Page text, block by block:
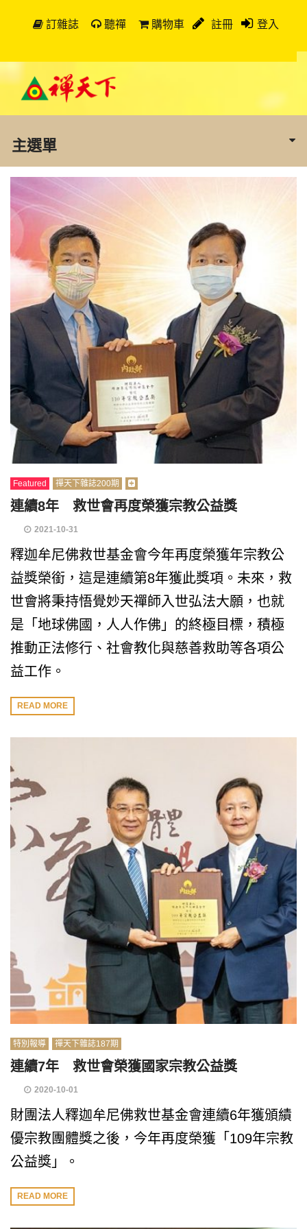
訂雜誌 聽禪 購物車 註冊 登入
主選單
Featured 禪天下雜誌200期
連續8年 救世會再度榮獲宗教公益獎
2021-10-31
釋迦牟尼佛救世基金會今年再度榮獲年宗教公
益獎榮銜，這是連續第8年獲此獎項。未來，救
世會將秉持悟覺妙天禪師入世弘法大願，也就
是「地球佛國，人人作佛」的終極目標，積極
推動正法修行、社會教化與慈善救助等各項公
益工作。
READ MORE
特別報導 禪天下雜誌187期
連續7年 救世會榮獲國家宗教公益獎
2020-10-01
財團法人釋迦牟尼佛救世基金會連續6年獲頒績
優宗教團體獎之後，今年再度榮獲「109年宗教
公益獎」。
READ MORE